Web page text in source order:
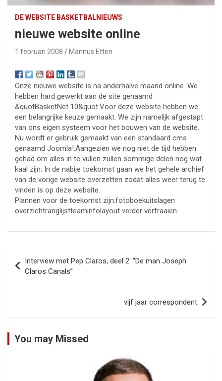
DE WEBSITE BASKETBALNIEUWS
nieuwe website online
1 februari 2008 Mannus Etten
Onze nieuwe website is na anderhalve maand online. We
hebben hard gewerkt aan de site genaamd
&quotBasketNet 10&quot.Voor deze website hebben we
een belangrijke keuze gemaakt. We zijn namelijk afgestapt
van ons eigen systeem voor het bouwen van de website.
Nu wordt er gebruik gemaakt van een standaard cms
genaamd Joomla!.Aangezien we nog niet de tijd hebben
gehad om alles in te vullen zullen sommige delen nog wat
kaal zijn. In de nabije toekomst gaan we het gehele archief
van de vorige website overzetten zodat alles weer terug te
vinden is op deze website.
Plannen voor de toekomst zijn:fotoboekuitslagen
overzichtranglijstteaminfolayout verder verfraaien
navigatie
Interview met Pep Claros, deel 2: “De man Joseph
Claros Canals”
vijf jaar correspondent
You may Missed